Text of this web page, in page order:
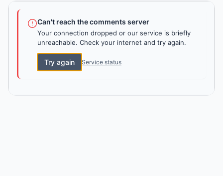
Can't reach the comments server
Your connection dropped or our service is briefly
unreachable. Check your internet and try again.
Try again Service status